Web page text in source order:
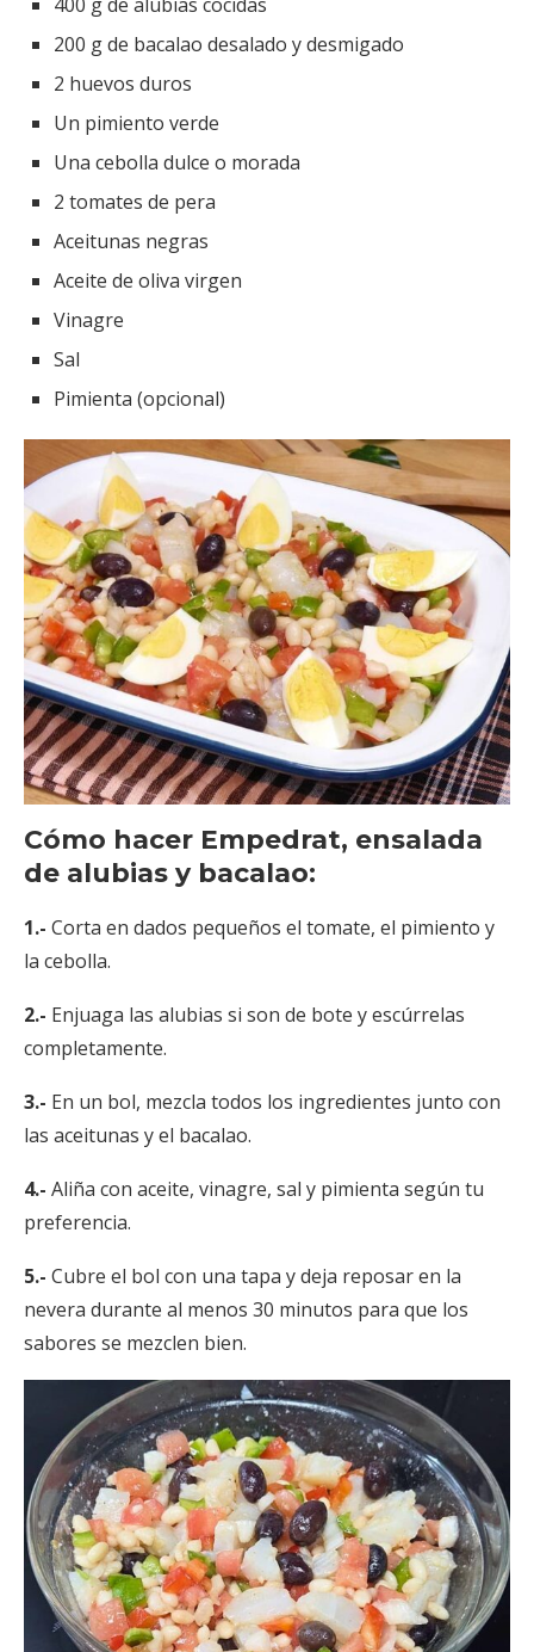
200 g de bacalao desalado y desmigado
2 huevos duros
Un pimiento verde
Una cebolla dulce o morada
2 tomates de pera
Aceitunas negras
Aceite de oliva virgen
Vinagre
Sal
Pimienta (opcional)
Cómo hacer Empedrat, ensalada
de alubias y bacalao:
1.- Corta en dados pequeños el tomate, el pimiento y
la cebolla.
2.- Enjuaga las alubias si son de bote y escúrrelas
completamente.
3.- En un bol, mezcla todos los ingredientes junto con
las aceitunas y el bacalao.
4.- Aliña con aceite, vinagre, sal y pimienta según tu
preferencia.
5.- Cubre el bol con una tapa y deja reposar en la
nevera durante al menos 30 minutos para que los
sabores se mezclen bien.